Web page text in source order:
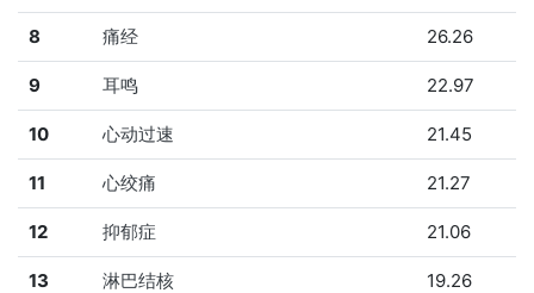
8 痛经 26.26
9 耳鸣 22.97
10 心动过速 21.45
11 心绞痛 21.27
12 抑郁症 21.06
13 淋巴结核 19.26